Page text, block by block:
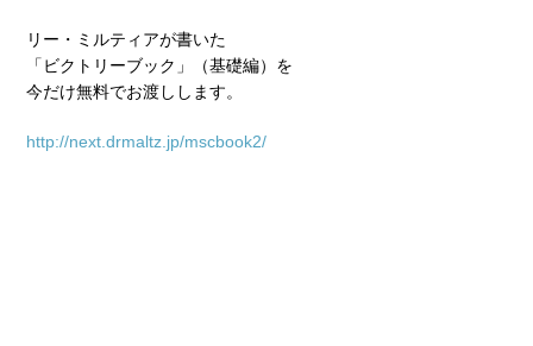
リー・ミルティアが書いた
「ビクトリーブック」（基礎編）を
今だけ無料でお渡しします。
http://next.drmaltz.jp/mscbook2/